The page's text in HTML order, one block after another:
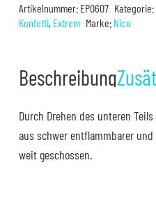
80cm
Artikelnummer: EP0607 Kategorie:
Konfetti, Extrem Marke: Nico
Beschreibung
Durch Drehen des unteren
aus schwer entflammbarer
weit geschossen.